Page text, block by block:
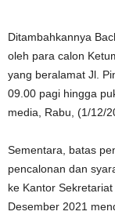
Ditambahkannya
oleh para calon
yang beralamat Jl.
09.00 pagi hingga
media, Rabu, (1/12/
Sementara, batas
pencalonan dan
ke Kantor
Desember 2021